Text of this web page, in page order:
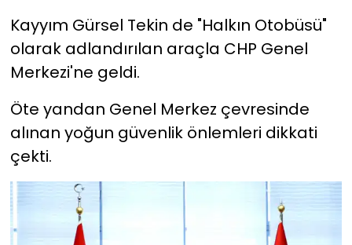
Kayyım Gürsel Tekin de "Halkın Otobüsü"
olarak adlandırılan araçla CHP Genel
Merkezi'ne geldi.
Öte yandan Genel Merkez çevresinde
alınan yoğun güvenlik önlemleri dikkati
çekti.